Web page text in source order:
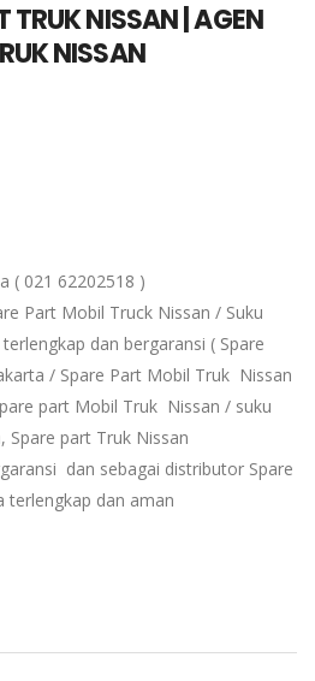
TRUK NISSAN | AGEN
NISSAN
( 021 62202518 )
Part Mobil Truck Nissan / Suku
dan bergaransi ( Spare
/ Spare Part Mobil Truk Nissan
part Mobil Truk Nissan / suku
part Truk Nissan
dan sebagai distributor Spare
terlengkap dan aman